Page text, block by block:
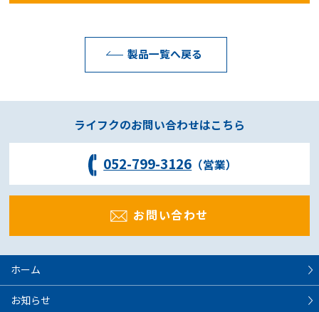
製品一覧へ戻る
ライフクのお問い合わせはこちら
052-799-3126 （営業）
お問い合わせ
ホーム
お知らせ